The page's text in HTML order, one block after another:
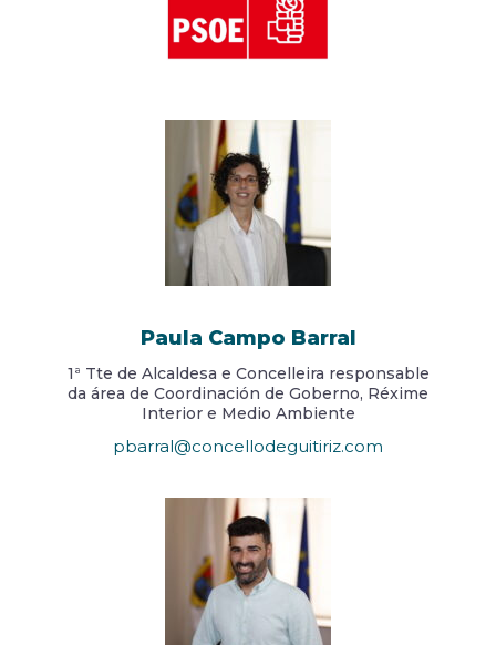
Paula Campo Barral
1ª Tte de Alcaldesa e Concelleira responsable
da área de Coordinación de Goberno, Réxime
Interior e Medio Ambiente
pbarral@concellodeguitiriz.com